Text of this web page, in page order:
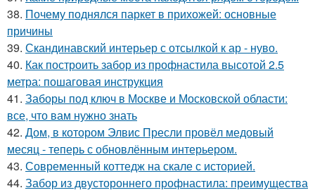
38. Почему поднялся паркет в прихожей: основные
причины
39. Скандинавский интерьер с отсылкой к ар - нуво.
40. Как построить забор из профнастила высотой 2.5
метра: пошаговая инструкция
41. Заборы под ключ в Москве и Московской области:
все, что вам нужно знать
42. Дом, в котором Элвис Пресли провёл медовый
месяц - теперь с обновлённым интерьером.
43. Современный коттедж на скале с историей.
44. Забор из двустороннего профнастила: преимущества